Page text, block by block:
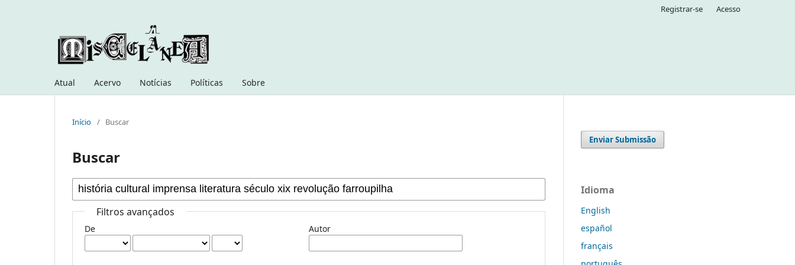
Atual Acervo Notícias Políticas Sobre
Registrar-se Acesso
Início / Buscar
Buscar
Filtros avançados
De Autor
Enviar Submissão
Idioma
English
español
français